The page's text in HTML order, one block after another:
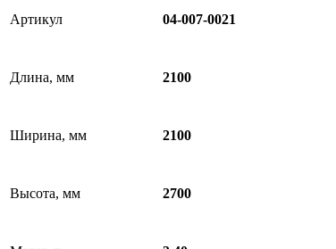
Артикул 04-007-0021
Длина, мм 2100
Ширина, мм 2100
Высота, мм 2700